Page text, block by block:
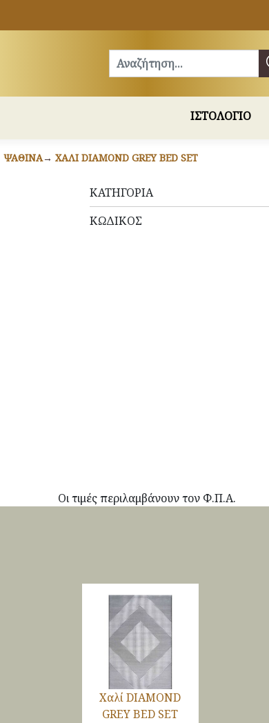
ΙΣΤΟΛΟΓΙΟ
ΨΆΘΙΝΑ ΧΑΛΊ DIAMOND GREY BED SET
ΚΑΤΗΓΟΡΊΑ
ΚΩΔΙΚΌΣ
Οι τιμές περιλαμβάνουν τον Φ.Π.Α.
Χαλί DIAMOND
GREY BED SET